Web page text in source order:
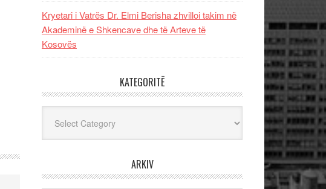
Kryetari i Vatrës Dr. Elmi Berisha zhvilloi takim në
Akademinë e Shkencave dhe të Arteve të
Kosovës
KATEGORITË
ARKIV